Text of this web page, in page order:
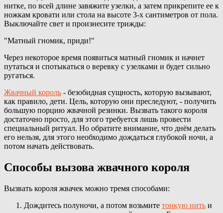
нитке, по всей длине завяжите узелки, а затем прикрепите ее к
ножкам кровати или стола на высоте 3-х сантиметров от пола.
Выключайте свет и произнесите трижды:
"Матный гномик, приди!"
Через некоторое время появиться матный гномик и начнет
путаться и спотыкаться о веревку с узелками и будет сильно
ругаться.
Жвачный король - безобидная сущность, которую вызывают,
как правило, дети. Цель, которую они преследуют, - получить
большую порцию жвачной резинки. Вызвать такого короля
достаточно просто, для этого требуется лишь провести
специальный ритуал. Но обратите внимание, что днём делать
его нельзя, для этого необходимо дождаться глубокой ночи, а
потом начать действовать.
Способы вызова жвачного короля
Вызвать короля жвачек можно тремя способами:
Дождитесь полуночи, а потом возьмите тонкую нить и